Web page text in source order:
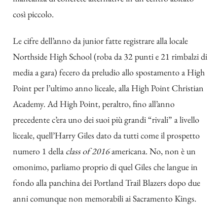
così piccolo.
Le cifre dell’anno da junior fatte registrare alla locale
Northside High School (roba da 32 punti e 21 rimbalzi di
media a gara) fecero da preludio allo spostamento a High
Point per l’ultimo anno liceale, alla High Point Christian
Academy. Ad High Point, peraltro, fino all’anno
precedente c’era uno dei suoi più grandi “rivali” a livello
liceale, quell’Harry Giles dato da tutti come il prospetto
numero 1 della class of 2016americana. No, non è un
omonimo, parliamo proprio di quel Giles che langue in
fondo alla panchina dei Portland Trail Blazers dopo due
anni comunque non memorabili ai Sacramento Kings.